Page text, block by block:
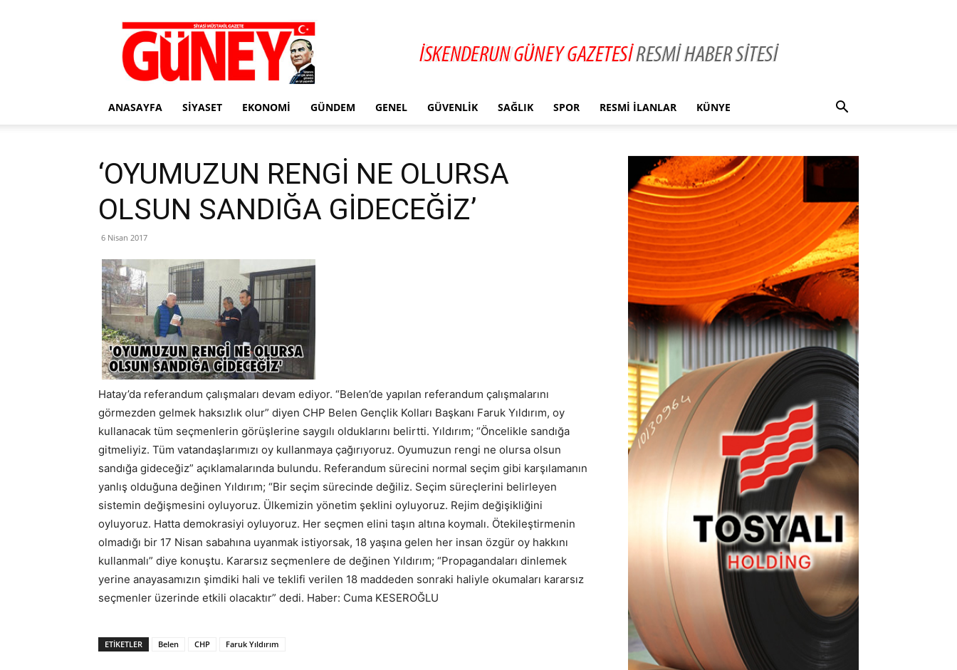
Gazete
Güney
ANASAYFA SIYASET EKONOMI GÜNDEM GENEL GÜVENLIK SAĞLIK SPOR RESMI İLANLAR KÜNYE
‘OYUMUZUN RENGİ NE OLURSA
OLSUN SANDIĞA GİDECEĞİZ’
6 Nisan 2017
Hatay’da referandum çalışmaları devam ediyor. “Belen’de yapılan referandum çalışmalarını
görmezden gelmek haksızlık olur” diyen CHP Belen Gençlik Kolları Başkanı Faruk Yıldırım, oy
kullanacak tüm seçmenlerin görüşlerine saygılı olduklarını belirtti. Yıldırım; “Öncelikle sandığa
gitmeliyiz. Tüm vatandaşlarımızı oy kullanmaya çağırıyoruz. Oyumuzun rengi ne olursa olsun
sandığa gideceğiz” açıklamalarında bulundu. Referandum sürecini normal seçim gibi karşılamanın
yanlış olduğuna değinen Yıldırım; “Bir seçim sürecinde değiliz. Seçim süreçlerini belirleyen
sistemin değişmesini oyluyoruz. Ülkemizin yönetim şeklini oyluyoruz. Rejim değişikliğini
oyluyoruz. Hatta demokrasiyi oyluyoruz. Her seçmen elini taşın altına koymalı. Ötekileştirmenin
olmadığı bir 17 Nisan sabahına uyanmak istiyorsak, 18 yaşına gelen her insan özgür oy hakkını
kullanmalı” diye konuştu. Kararsız seçmenlere de değinen Yıldırım; “Propagandaları dinlemek
yerine anayasamızın şimdiki hali ve teklifi verilen 18 maddeden sonraki haliyle okumaları kararsız
seçmenler üzerinde etkili olacaktır” dedi. Haber: Cuma KESEROĞLU
ETIKETLER Belen CHP Faruk Yıldırım